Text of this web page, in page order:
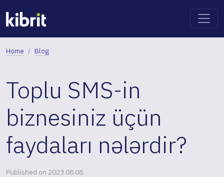
Home Blog
Toplu SMS-in
biznesiniz üçün
faydaları nələrdir?
Published on 2023.08.08